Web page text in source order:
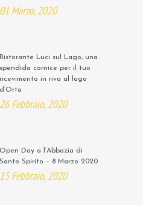
01 Marzo, 2020
Ristorante Luci sul Lago, una
spendida cornice per il tuo
ricevimento in riva al lago
d’Orta
26 Febbraio, 2020
Open Day a l’Abbazia di
Santo Spirito – 8 Marzo 2020
15 Febbraio, 2020